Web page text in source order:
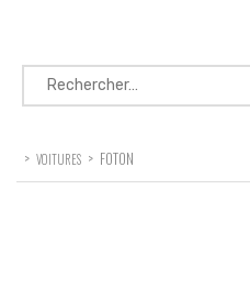
Rechercher :
> VOITURES > FOTON